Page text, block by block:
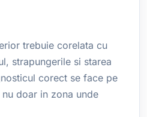
trebuie corelata cu
strapungerile si starea
corect se face pe
doar in zona unde